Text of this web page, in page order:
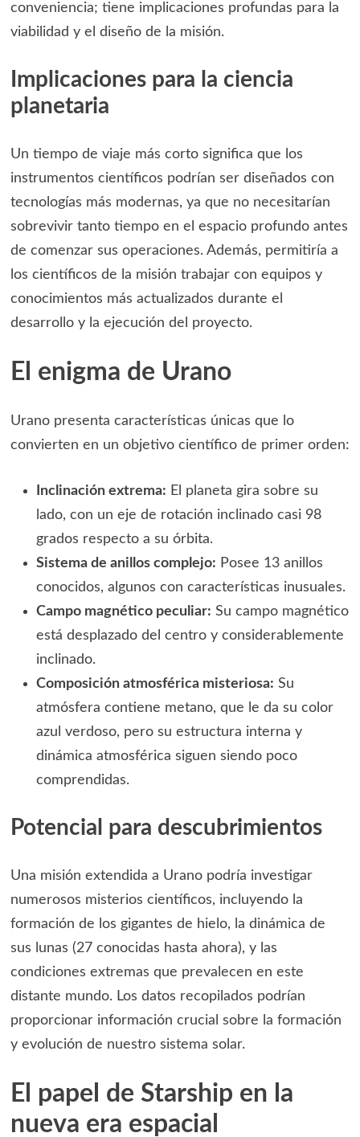
conveniencia; tiene implicaciones profundas para la
viabilidad y el diseño de la misión.
Implicaciones para la ciencia
planetaria
Un tiempo de viaje más corto significa que los
instrumentos científicos podrían ser diseñados con
tecnologías más modernas, ya que no necesitarían
sobrevivir tanto tiempo en el espacio profundo antes
de comenzar sus operaciones. Además, permitiría a
los científicos de la misión trabajar con equipos y
conocimientos más actualizados durante el
desarrollo y la ejecución del proyecto.
El enigma de Urano
Urano presenta características únicas que lo
convierten en un objetivo científico de primer orden:
Inclinación extrema: El planeta gira sobre su
lado, con un eje de rotación inclinado casi 98
grados respecto a su órbita.
Sistema de anillos complejo: Posee 13 anillos
conocidos, algunos con características inusuales.
Campo magnético peculiar: Su campo magnético
está desplazado del centro y considerablemente
inclinado.
Composición atmosférica misteriosa: Su
atmósfera contiene metano, que le da su color
azul verdoso, pero su estructura interna y
dinámica atmosférica siguen siendo poco
comprendidas.
Potencial para descubrimientos
Una misión extendida a Urano podría investigar
numerosos misterios científicos, incluyendo la
formación de los gigantes de hielo, la dinámica de
sus lunas (27 conocidas hasta ahora), y las
condiciones extremas que prevalecen en este
distante mundo. Los datos recopilados podrían
proporcionar información crucial sobre la formación
y evolución de nuestro sistema solar.
El papel de Starship en la
nueva era espacial